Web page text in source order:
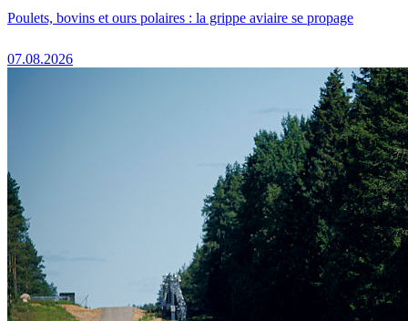
Poulets, bovins et ours polaires : la grippe aviaire se propage
07.08.2026